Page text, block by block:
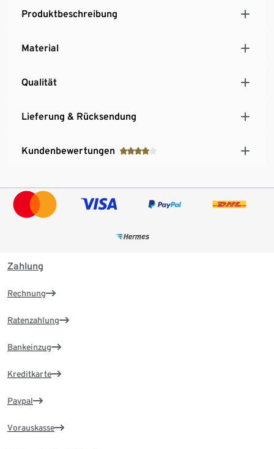
Produktbeschreibung
Material
Qualität
Lieferung & Rücksendung
Kundenbewertungen
Zahlung
Rechnung
Ratenzahlung
Bankeinzug
Kreditkarte
Paypal
Vorauskasse